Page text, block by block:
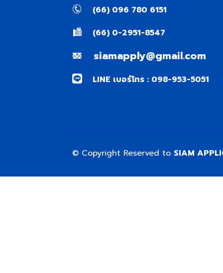
(66) 096 780 6151
(66) 0-2951-8547
siamapply@gmail.com
LINE เบอร์โทร : 098-953-5051
© Copyright Reserved to SIAM